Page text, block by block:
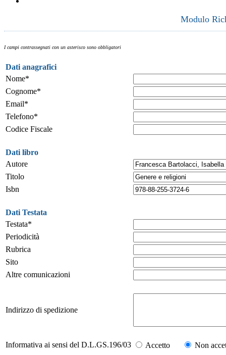
Modulo
I campi contrassegnati con un asterisco sono obbligatori
Dati anagrafici
Nome*
Cognome*
Email*
Telefono*
Codice Fiscale
Dati libro
Autore
Titolo
Isbn
Dati Testata
Testata*
Periodicità
Rubrica
Sito
Altre comunicazioni
Indirizzo di spedizione
Informativa ai sensi del D.L.GS.196/03 Accetto Non